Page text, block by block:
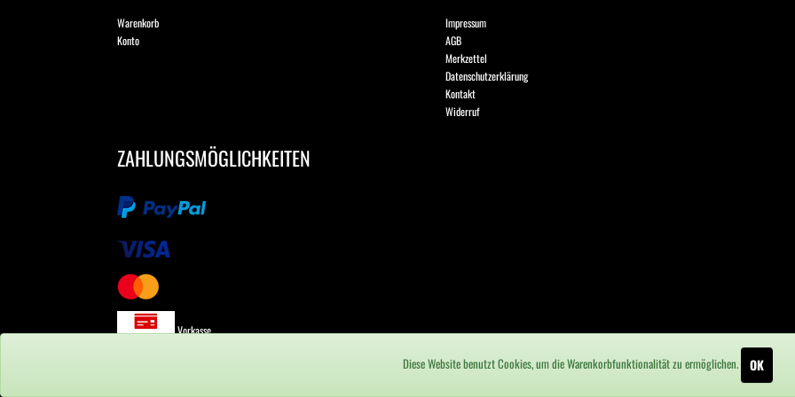
Warenkorb
Konto
Impressum
AGB
Merkzettel
Datenschutzerklärung
Kontakt
Widerruf
ZAHLUNGSMÖGLICHKEITEN
Vorkasse
Diese Website benutzt Cookies, um die Warenkorbfunktionalität zu ermöglichen. OK